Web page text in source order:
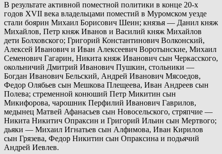
В результате активной поместной политики в конце 20-х
годов XVII века владельцами поместий в Муромском уезде
стали боярин Михаил Борисович Шеин; князья — Данил княж
Михайлов, Петр княж Иванов и Василий княж Михайлов
дети Болховского; Григорий Константинович Волконский,
Алексей Иванович и Иван Алексеевич Воротынские, Михаил
Семенович Гагарин, Никита княж Иванович сын Черкасского,
окольничий Дмитрий Иванович Пушкин, стольники —
Богдан Иванович Бельский, Андрей Иванович Мясоедов,
Федор Олябьев сын Мешкова Плещеева, Иван Андреев сын
Полева; стременной конюший Петр Микитин сын
Микифорова, чарошник Перфилий Иванович Гаврилов,
медынец Матвей Афанасьев сын Новосельского, стряпчие —
Никита Никитич Опраксин и Григорий Ильин сын Мертвого;
дьяки — Михаил Игнатьев сын Алфимова, Иван Кирилов
сын Грязева, Федор Никитин сын Опраксина и подьячий
Андрей Иевлев.